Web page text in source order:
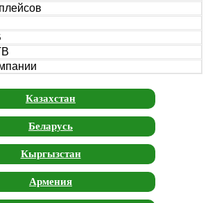
Казахстан
Беларусь
Кыргызстан
Армения